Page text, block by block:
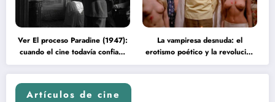
Ver El proceso Paradine (1947):
cuando el cine todavía confiaba
en la inteligencia del espectador
La vampiresa desnuda: el
erotismo poético y la revolución
psicodélica de Jean Rollin
Artículos de cine